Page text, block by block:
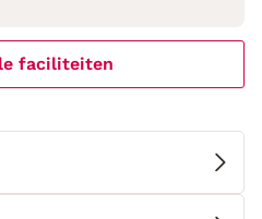
natuurgebied. Wat ga jij
faciliteiten